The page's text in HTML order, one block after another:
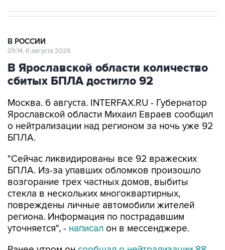
В РОССИИ
09:14, 6 августа 2026
В Ярославской области количество
сбитых БПЛА достигло 92
Москва. 6 августа. INTERFAX.RU - Губернатор
Ярославской области Михаил Евраев сообщил
о нейтрализации над регионом за ночь уже 92
БПЛА.
"Сейчас ликвидированы все 92 вражеских
БПЛА. Из-за упавших обломков произошло
возгорание трех частных домов, выбиты
стекла в нескольких многоквартирных,
повреждены личные автомобили жителей
региона. Информация по пострадавшим
уточняется", - написал он в мессенджере.